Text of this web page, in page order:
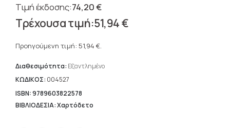
74,20€
Original
price
74,20 €.
51,94€
τρέχουσα
είναι:
51,94 €.
Προηγούμενη τιμή: 51,94 €.
Διαθεσιμότητα: Εξαντλημένο
ΚΩΔΙΚΟΣ: 004527
ISBN: 9789603822578
ΒΙΒΛΙΟΔΕΣΙΑ: Χαρτόδετο